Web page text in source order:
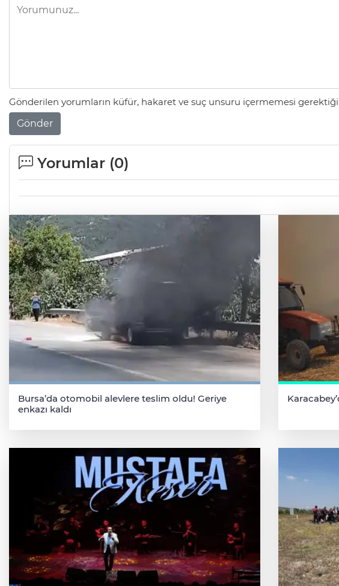
Gönderilen yorumların küfür, hakaret ve suç unsuru içermemesi
Gönder
Yorumlar (0)
Bursa’da otomobil alevlere teslim oldu! Geriye
enkazı kaldı